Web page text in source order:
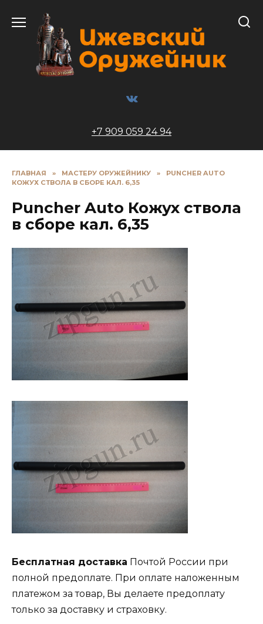
содержанию
+7 909 059 24 94
ГЛАВНАЯ » МАСТЕРУ ОРУЖЕЙНИКУ »
PUNCHER AUTO
КОЖУХ СТВОЛА В СБОРЕ КАЛ. 6,35
Puncher Auto Кожух ствола
в сборе кал. 6,35
Бесплатная доставка Почтой России при
полной предоплате. При оплате наложенным
платежом за товар, Вы делаете предоплату
только за доставку и страховку.